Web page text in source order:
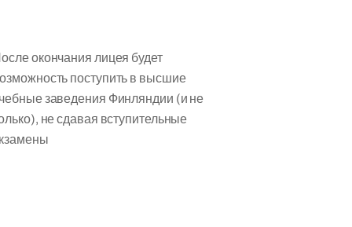
окончания лицея будет
поступить в высшие
заведения Финляндии (и не
не сдавая вступительные